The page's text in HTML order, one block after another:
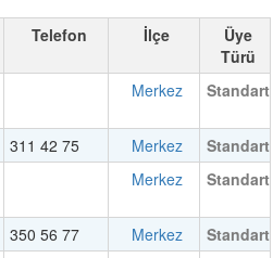
Telefon İlçe
Üye
Türü
Merkez Standart
311 42 75 Merkez
Standart
Merkez Standart
350 56 77 Merkez
Standart